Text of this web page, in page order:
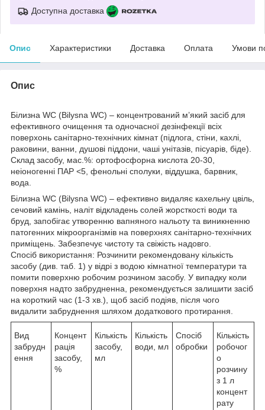
Доступна доставка
Опис Характеристики Доставка Оплата Умови
Опис
Білизна WC (Bilysna WC) – концентрований м’який засіб для
ефективного очищення та одночасної дезінфекції всіх
поверхонь санітарно-технічних кімнат (підлога, стіни, кахлі,
раковини, ванни, душові піддони, чаші унітазів, пісуарів, біде).
Склад засобу, мас.%: ортофосфорна кислота 20-30,
неіоногенні ПАР <5, фенольні сполуки, віддушка, барвник,
вода.
Білизна WC (Bilysna WC) – ефективно видаляє кахельну цвіль,
сечовий камінь, наліт відкладень солей жорсткості води та
бруд, запобігає утворенню вапняного нальоту та виникненню
патогенних мікроорганізмів на поверхнях санітарно-технічних
приміщень. Забезпечує чистоту та свіжість надовго.
Спосіб використання: Розчинити рекомендовану кількість
засобу (див. таб. 1) у відрі з водою кімнатної температури та
помити поверхню робочим розчином засобу. У випадку коли
поверхня надто забрудненна, рекомендується залишити засіб
на короткий час (1-3 хв.), щоб засіб подіяв, після чого
видалити забруднення шляхом додаткового протирання.
Вид
забрудн
ення
Концент
рація
засобу,
%
Кількість
засобу,
мл
Кількість
води, мл
Спосіб
обробки
Кількість
робочог
о
розчину
з 1 л
концент
рату